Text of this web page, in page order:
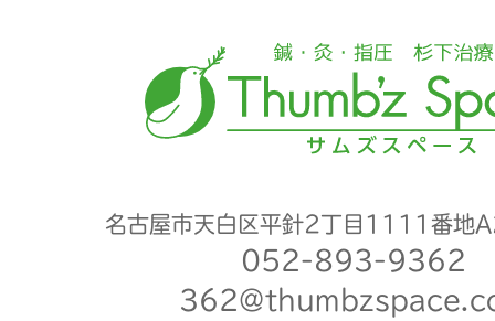
名古屋市天白区平針2丁目1111番地
052-893-9362